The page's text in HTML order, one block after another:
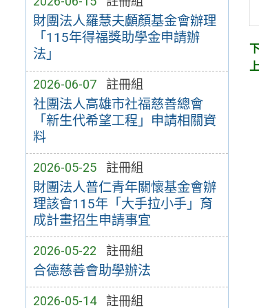
財團法人羅慧夫顱顏基金會辦理
「115年得福獎助學金申請辦
法」
2026-06-07 註冊組
社團法人高雄市社福慈善總會
「新生代希望工程」申請相關資
料
2026-05-25 註冊組
財團法人普仁青年關懷基金會辦
理該會115年「大手拉小手」育
成計畫招生申請事宜
2026-05-22 註冊組
合德慈善會助學辦法
2026-05-14 註冊組